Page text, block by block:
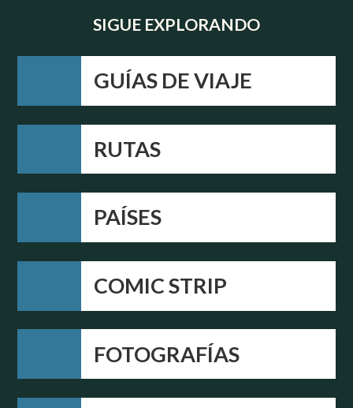
SIGUE EXPLORANDO
GUÍAS DE VIAJE
RUTAS
PAÍSES
COMIC STRIP
FOTOGRAFÍAS